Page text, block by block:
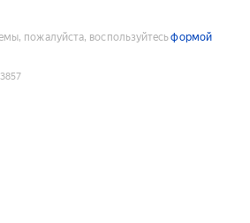
пожалуйста, воспользуйтесьформой